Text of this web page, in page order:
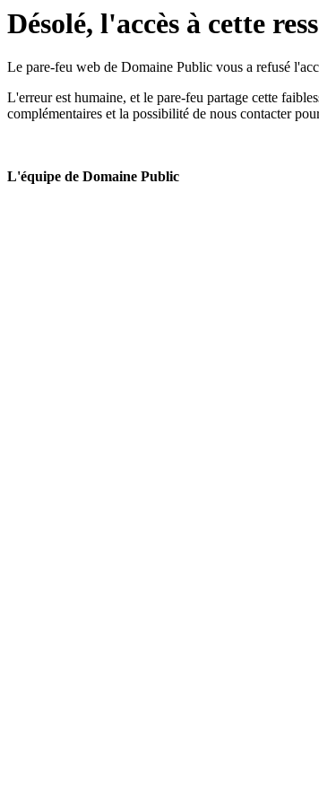
Désolé, l'accès à cette
Le pare-feu web de Domaine Public vous a refusé
L'erreur est humaine, et le pare-feu partage cette
complémentaires et la possibilité de nous contacter
L'équipe de Domaine Public